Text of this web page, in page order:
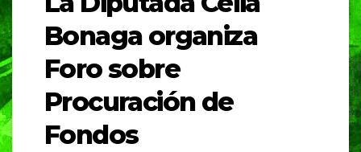
Bonaga organiza
Foro sobre
Procuración de
Fondos